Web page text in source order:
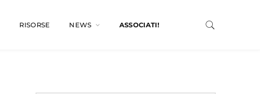
RISORSE NEWS ASSOCIATI!